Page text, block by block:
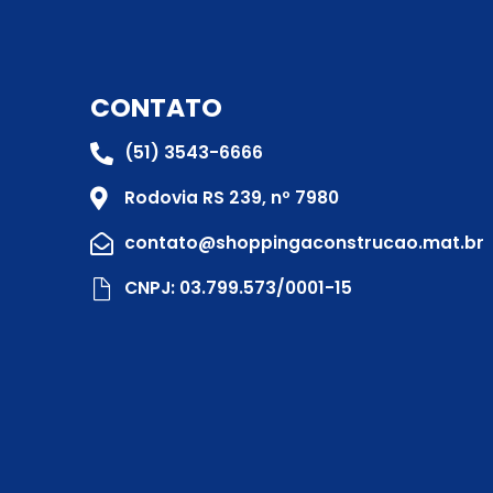
CONTATO
(51) 3543-6666
Rodovia RS 239, nº 7980
contato@shoppingaconstrucao.mat.br
CNPJ: 03.799.573/0001-15